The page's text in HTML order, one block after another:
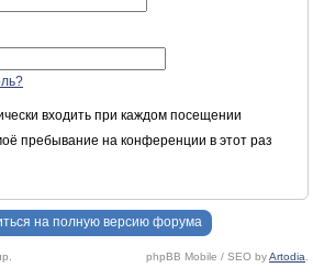
входить при каждом посещении
пребывание на конференции в этот раз
на полную версию форума
phpBB Mobile / SEO byArtodia